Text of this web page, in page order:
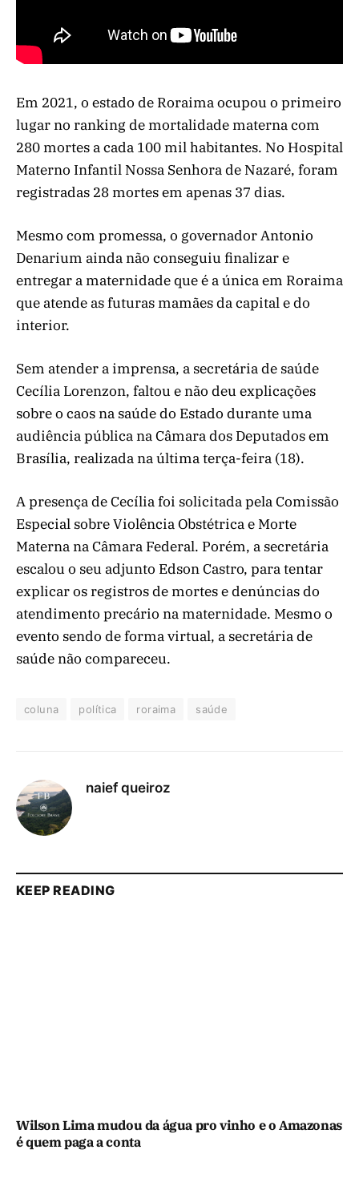
Em 2021, o estado de Roraima ocupou o primeiro
lugar no ranking de mortalidade materna com
280 mortes a cada 100 mil habitantes. No Hospital
Materno Infantil Nossa Senhora de Nazaré, foram
registradas 28 mortes em apenas 37 dias.
Mesmo com promessa, o governador Antonio
Denarium ainda não conseguiu finalizar e
entregar a maternidade que é a única em Roraima
que atende as futuras mamães da capital e do
interior.
Sem atender a imprensa, a secretária de saúde
Cecília Lorenzon, faltou e não deu explicações
sobre o caos na saúde do Estado durante uma
audiência pública na Câmara dos Deputados em
Brasília, realizada na última terça-feira (18).
A presença de Cecília foi solicitada pela Comissão
Especial sobre Violência Obstétrica e Morte
Materna na Câmara Federal. Porém, a secretária
escalou o seu adjunto Edson Castro, para tentar
explicar os registros de mortes e denúncias do
atendimento precário na maternidade. Mesmo o
evento sendo de forma virtual, a secretária de
saúde não compareceu.
coluna política roraima saúde
naief queiroz
KEEP READING
Wilson Lima mudou da água pro vinho e o Amazonas
é quem paga a conta